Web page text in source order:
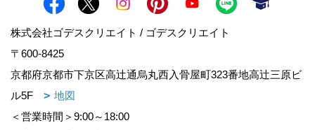
株式会社ゴデスクリエイト / ゴデスクリエイト
〒600-8425
京都府京都市下京区高辻通烏丸西入骨屋町323番地高辻三原ビ
ル5F
地図
＜営業時間＞9:00～18:00